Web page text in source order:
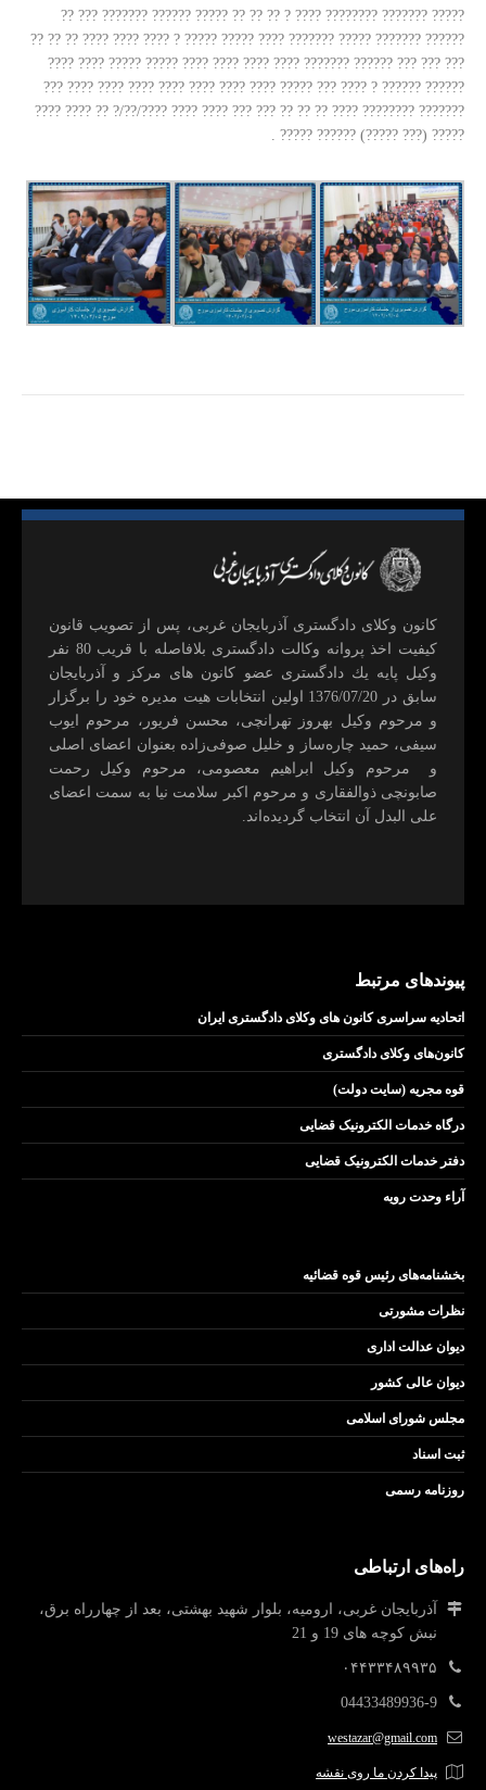
????? ??????? ???????? ???? ? ?? ?? ?? ????? ?????? ??????? ??? ??
?????? ??????? ????? ??????? ???? ????? ????? ? ???? ???? ???? ?? ?? ??
??? ??? ??? ?????? ??????? ???? ???? ???? ???? ????? ????? ???? ????
?????? ?????? ? ???? ??? ????? ???? ???? ???? ???? ???? ???? ???? ???
??????? ???????? ???? ?? ?? ?? ??? ??? ???? ???? ????/??/? ?? ???? ????
????? (??? ?????) ?????? ????? .
كانون وكلای دادگستری آذربايجان غربی، پس از تصويب قانون
كيفيت اخذ پروانه وكالت دادگستری بلافاصله با قريب 80 نفر
وكيل پايه يك دادگستری عضو كانون های مركز و آذربايجان
سابق در 1376/07/20 اولين انتخابات هيت مديره خود را برگزار
و مرحوم وکیل بهروز تهرانچی، محسن فريور، مرحوم ايوب
سيفی، حميد چاره‌ساز و خليل صوفی‌زاده بعنوان اعضای اصلی
و مرحوم وکیل ابراهيم معصومی، مرحوم وکیل رحمت
صابونچی ذوالفقاری و مرحوم اكبر سلامت نيا به سمت اعضای
علی البدل آن انتخاب گرديده‌اند.
پیوندهای مرتبط
اتحادیه سراسری کانون های وکلای دادگستری ایران
کانون‌های وکلای دادگستری
قوه مجریه (سایت دولت)
درگاه خدمات الکترونیک قضایی
دفتر خدمات الکترونیک قضایی
آراء وحدت رویه
بخشنامه‌های رئیس قوه قضائیه
نظرات مشورتی
دیوان عدالت اداری
دیوان عالی کشور
مجلس شورای اسلامی
ثبت اسناد
روزنامه رسمی
راه‌های ارتباطی
آذربایجان غربی، ارومیه، بلوار شهید بهشتی، بعد از چهارراه برق،
نبش کوچه های 19 و 21
۰۴۴۳۳۴۸۹۹۳۵
04433489936-9
westazar@gmail.com
پیدا کردن ما روی نقشه